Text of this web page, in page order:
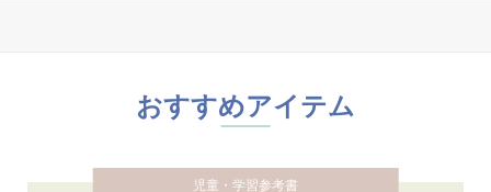
おすすめアイテム
児童・学習参考書